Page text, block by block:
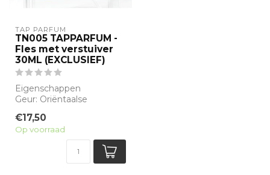
TAP PARFUM
TN005 TAPPARFUM -
Fles met verstuiver
30ML (EXCLUSIEF)
Eigenschappen
Geur: Oriëntaalse
Amber,Wierook,
Sillage: ...
€17,50
Op voorraad